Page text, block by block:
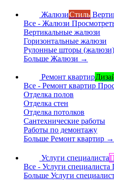
ЖалюзиСтиль
Все - Жалюзи
Вертикальные жалюзи
Горизонтальные жалюзи
Рулонные шторы (жалюзи)
Больше Жалюзи →
Ремонт квартир
Все - Ремонт квартир
Отделка полов
Отделка стен
Отделка потолков
Сантехнические работы
Работы по демонтажу
Больше Ремонт квартир →
Услуги специалиста
Все - Услуги специалиста
Больше Услуги